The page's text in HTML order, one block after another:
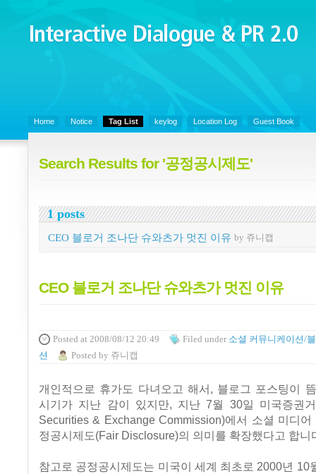
Interactive Dialogue &
PR 2.0
Home Notice Tag List keylog Location Log Guest Book
Search Results for '공정공시제도'
1 posts
CEO 블로거 조나단 슈와츠가 멋진 이유 by 쥬니캡
CEO 블로거 조나단 슈와츠가 멋진 이유
Posted at 2008/08/12 20:49 Filed under 소셜 커뮤니케이션/
션
Posted by 쥬니캡
개인적으로 휴가도 다녀오고 해서, 블로그 포스팅이
시기가 지난 감이 있지만, 지난 7월 30일 미국증권거
Securities & Exchange Commission)에서 소셜 미디
정공시제도(Fair Disclosure)의 의미를 확장했다고 합니
참고로 공정공시제도는 미국이 세계 최초로 2000년 10